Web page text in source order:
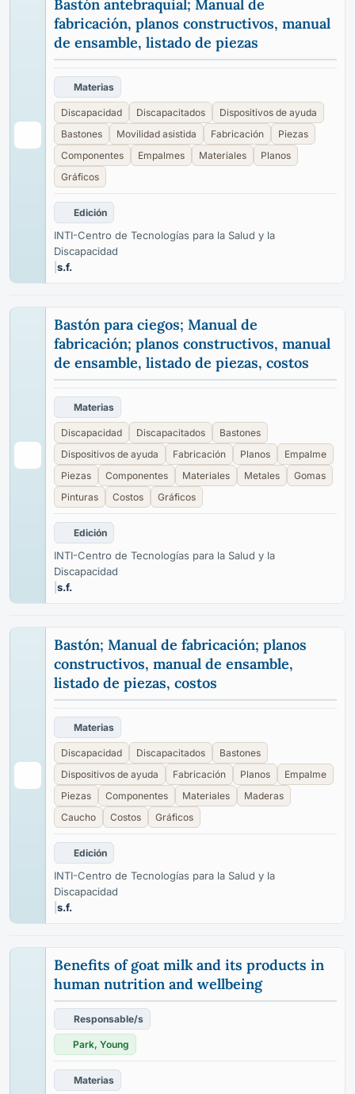
Bastón antebraquial; Manual de
fabricación, planos constructivos, manual
de ensamble, listado de piezas
Materias
Discapacidad Discapacitados
Dispositivos de ayuda
Bastones
Movilidad asistida Fabricación
Piezas
Componentes
Empalmes Materiales
Planos
Gráficos
Edición
INTI-Centro de Tecnologías para la Salud y la
Discapacidad
s.f.
Bastón para ciegos; Manual de
fabricación; planos constructivos, manual
de ensamble, listado de piezas, costos
Materias
Discapacidad Discapacitados
Bastones
Dispositivos de ayuda
Fabricación Planos
Empalme
Piezas
Componentes Materiales Metales
Gomas
Pinturas
Costos Gráficos
Edición
INTI-Centro de Tecnologías para la Salud y la
Discapacidad
s.f.
Bastón; Manual de fabricación; planos
constructivos, manual de ensamble,
listado de piezas, costos
Materias
Discapacidad Discapacitados
Bastones
Dispositivos de ayuda
Fabricación Planos
Empalme
Piezas
Componentes Materiales
Maderas
Caucho
Costos Gráficos
Edición
INTI-Centro de Tecnologías para la Salud y la
Discapacidad
s.f.
Benefits of goat milk and its products in
human nutrition and wellbeing
Responsable/s
Park, Young
Materias